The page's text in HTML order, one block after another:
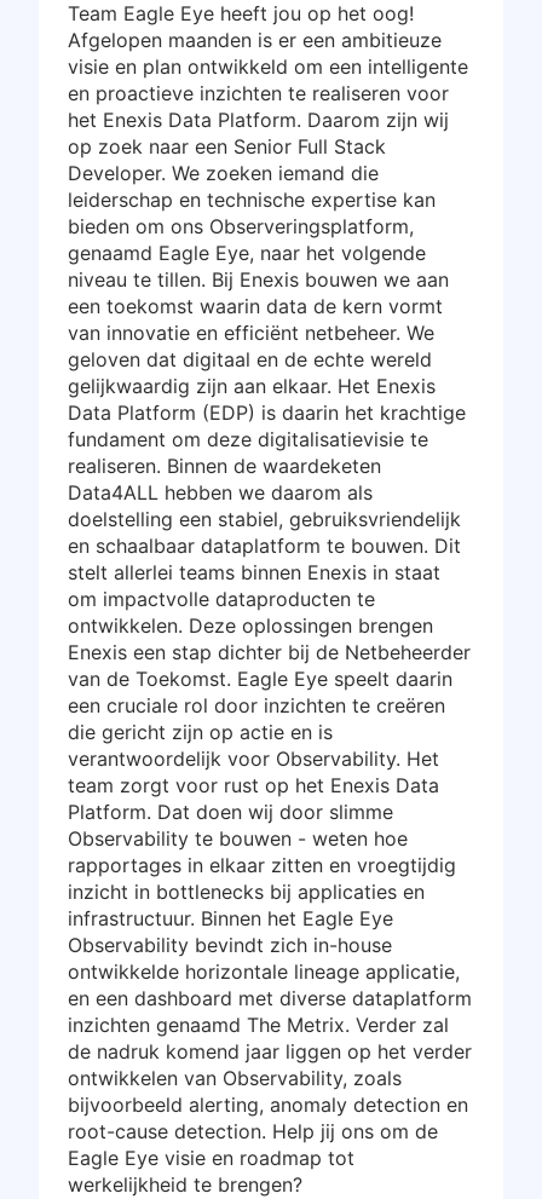
Team Eagle Eye heeft jou op het oog!
Afgelopen maanden is er een ambitieuze
visie en plan ontwikkeld om een intelligente
en proactieve inzichten te realiseren voor
het Enexis Data Platform. Daarom zijn wij
op zoek naar een Senior Full Stack
Developer. We zoeken iemand die
leiderschap en technische expertise kan
bieden om ons Observeringsplatform,
genaamd Eagle Eye, naar het volgende
niveau te tillen. Bij Enexis bouwen we aan
een toekomst waarin data de kern vormt
van innovatie en efficiënt netbeheer. We
geloven dat digitaal en de echte wereld
gelijkwaardig zijn aan elkaar. Het Enexis
Data Platform (EDP) is daarin het krachtige
fundament om deze digitalisatievisie te
realiseren. Binnen de waardeketen
Data4ALL hebben we daarom als
doelstelling een stabiel, gebruiksvriendelijk
en schaalbaar dataplatform te bouwen. Dit
stelt allerlei teams binnen Enexis in staat
om impactvolle dataproducten te
ontwikkelen. Deze oplossingen brengen
Enexis een stap dichter bij de Netbeheerder
van de Toekomst. Eagle Eye speelt daarin
een cruciale rol door inzichten te creëren
die gericht zijn op actie en is
verantwoordelijk voor Observability. Het
team zorgt voor rust op het Enexis Data
Platform. Dat doen wij door slimme
Observability te bouwen - weten hoe
rapportages in elkaar zitten en vroegtijdig
inzicht in bottlenecks bij applicaties en
infrastructuur. Binnen het Eagle Eye
Observability bevindt zich in-house
ontwikkelde horizontale lineage applicatie,
en een dashboard met diverse dataplatform
inzichten genaamd The Metrix. Verder zal
de nadruk komend jaar liggen op het verder
ontwikkelen van Observability, zoals
bijvoorbeeld alerting, anomaly detection en
root-cause detection. Help jij ons om de
Eagle Eye visie en roadmap tot
werkelijkheid te brengen?